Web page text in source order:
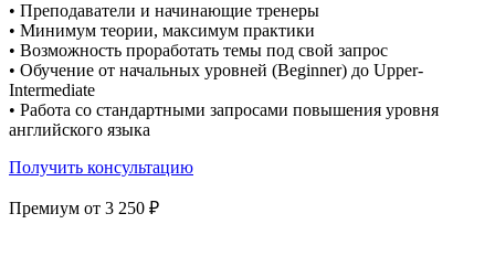
• Преподаватели и начинающие тренеры
• Минимум теории, максимум практики
• Возможность проработать темы под свой запрос
• Обучение от начальных уровней (Beginner) до Upper-
Intermediate
• Работа со стандартными запросами повышения уровня
английского языка
Получить консультацию
Премиум от 3 250 ₽